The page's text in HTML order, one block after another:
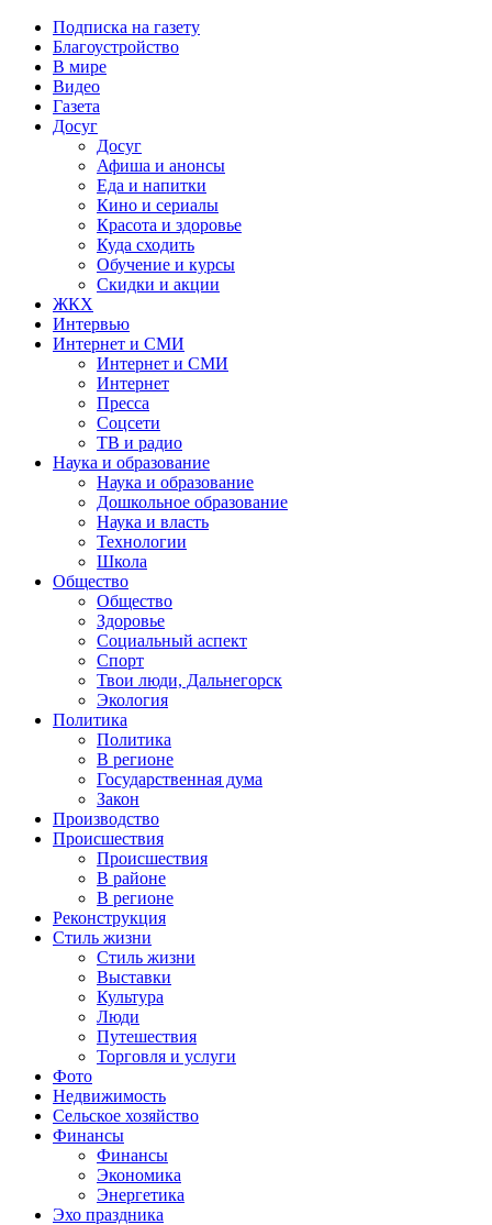
Подписка на газету
Благоустройство
В мире
Видео
Газета
Досуг
Досуг
Афиша и анонсы
Еда и напитки
Кино и сериалы
Красота и здоровье
Куда сходить
Обучение и курсы
Скидки и акции
ЖКХ
Интервью
Интернет и СМИ
Интернет и СМИ
Интернет
Пресса
Соцсети
ТВ и радио
Наука и образование
Наука и образование
Дошкольное образование
Наука и власть
Технологии
Школа
Общество
Общество
Здоровье
Социальный аспект
Спорт
Твои люди, Дальнегорск
Экология
Политика
Политика
В регионе
Государственная дума
Закон
Производство
Происшествия
Происшествия
В районе
В регионе
Реконструкция
Стиль жизни
Стиль жизни
Выставки
Культура
Люди
Путешествия
Торговля и услуги
Фото
Недвижимость
Сельское хозяйство
Финансы
Финансы
Экономика
Энергетика
Эхо праздника